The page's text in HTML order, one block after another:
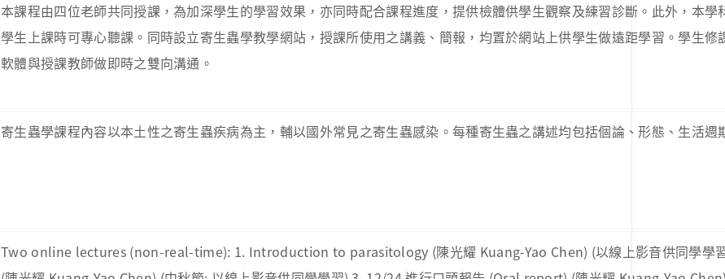
本課程由四位老師共同授課，為加深學生的學習效果，亦同時配合課程進度，提供檢體供學生觀察及練習診斷。此外，本
學生上課時可專心聽課。同時設立寄生蟲學教學網站，授課所使用之講義、簡報，均置於網站上供學生做遠距學習。學生
軟體與授課教師做即時之雙向溝通。
寄生蟲學課程內容以本土性之寄生蟲疾病為主，輔以國外常見之寄生蟲感染。每種寄生蟲之講述均包括個論、形態、生活
Two online lectures (non-real-time): 1. Introduction to parasitology (陳光耀 Kuang-Yao Chen) (以線上影音供同學